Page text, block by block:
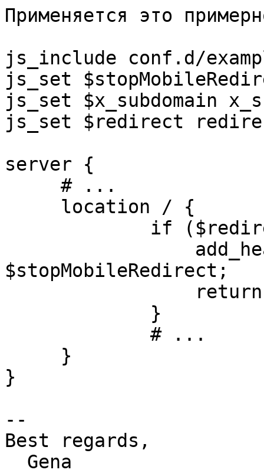
Применяется это
js_include conf.d/
js_set
js_set $x_subdomain
js_set $redirect
server {
$stopMobileRedirect;
}
--
Best regards,